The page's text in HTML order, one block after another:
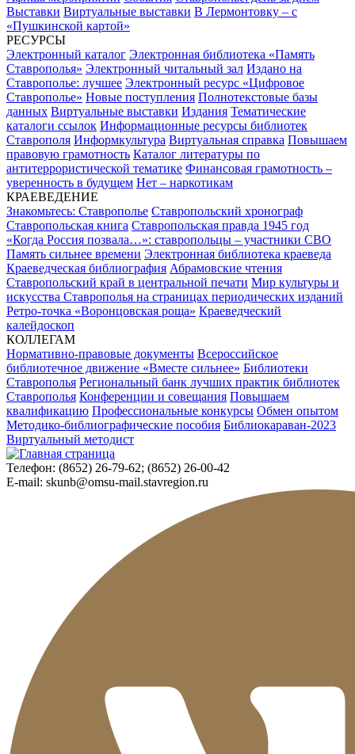
Выставки Виртуальные выставки В Лермонтовку – с
«Пушкинской картой»
РЕСУРСЫ
Электронный каталог Электронная библиотека «Память
Ставрополья» Электронный читальный зал Издано на
Ставрополье: лучшее Электронный ресурс «Цифровое
Ставрополье» Новые поступления Полнотекстовые базы
данных Виртуальные выставки Издания Тематические
каталоги ссылок Информационные ресурсы библиотек
Ставрополя Информкультура Виртуальная справка Повышаем
правовую грамотность Каталог литературы по
антитеррористической тематике Финансовая грамотность –
уверенность в будущем Нет – наркотикам
КРАЕВЕДЕНИЕ
Знакомьтесь: Ставрополье Ставропольский хронограф
Ставропольская книга Ставропольская правда 1945 год
«Когда Россия позвала…»: ставропольцы – участники СВО
Память сильнее времени Электронная библиотека краеведа
Краеведческая библиография Абрамовские чтения
Ставропольский край в центральной печати Мир культуры и
искусства Ставрополья на страницах периодических изданий
Ретро-точка «Воронцовская роща» Краеведческий
калейдоскоп
КОЛЛЕГАМ
Нормативно-правовые документы Всероссийское
библиотечное движение «Вместе сильнее» Библиотеки
Ставрополья Региональный банк лучших практик библиотек
Ставрополья Конференции и совещания Повышаем
квалификацию Профессиональные конкурсы Обмен опытом
Методико-библиографические пособия Библиокараван-2023
Виртуальный методист
Телефон: (8652) 26-79-62; (8652) 26-00-42
E-mail: skunb@omsu-mail.stavregion.ru